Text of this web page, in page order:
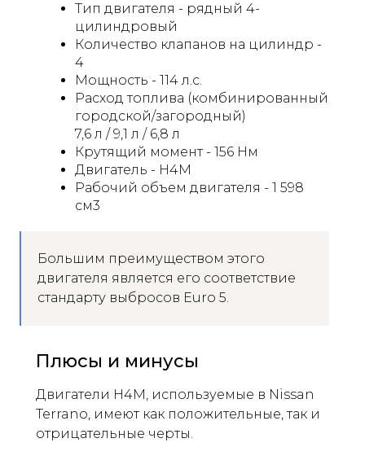
Тип двигателя - рядный 4-
цилиндровый
Количество клапанов на цилиндр -
4
Мощность - 114 л.с.
Расход топлива (комбинированный
городской/загородный)
7,6 л / 9,1 л / 6,8 л
Крутящий момент - 156 Нм
Двигатель - H4M
Рабочий объем двигателя - 1 598
см3
Большим преимуществом этого
двигателя является его соответствие
стандарту выбросов Euro 5.
Плюсы и минусы
Двигатели H4M, используемые в Nissan
Terrano, имеют как положительные, так и
отрицательные черты.